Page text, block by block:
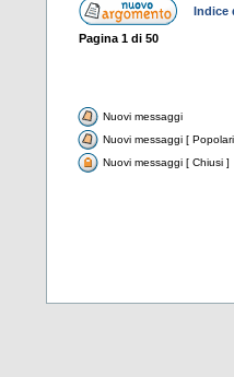
Indice
Pagina 1di 50
Nuovi messaggi
Nuovi messaggi [
Nuovi messaggi [ Chiusi ]